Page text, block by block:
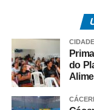
Políticas
reitor de Extensão
Everton
Barroca; da
Alves; da
Secel, Thais
do